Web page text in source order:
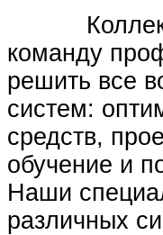
команду
решить все
систем:
средств,
обучение и
Наши
различных